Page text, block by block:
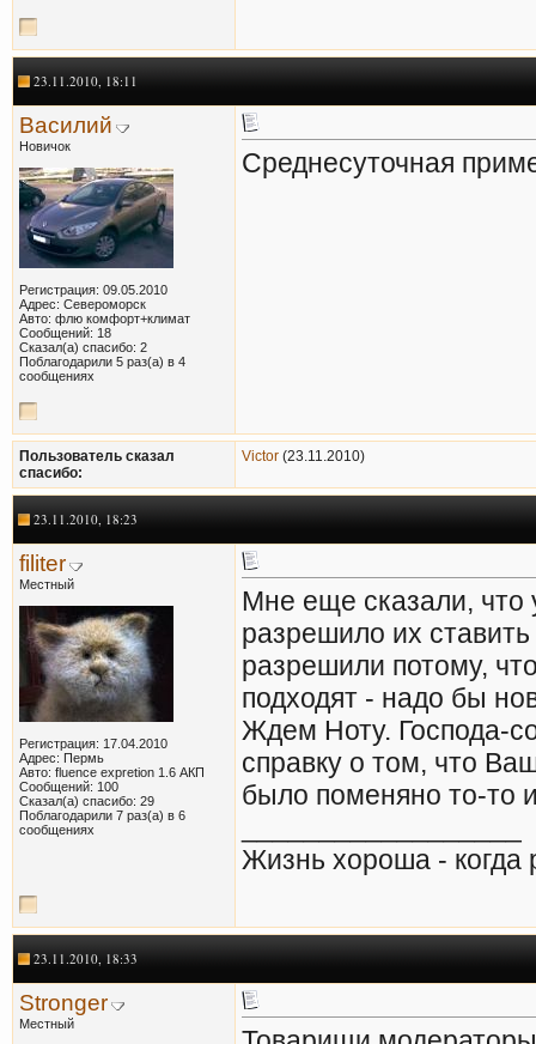
23.11.2010, 18:11
Василий
Новичок
Регистрация: 09.05.2010
Адрес: Североморск
Авто: флю комфорт+климат
Сообщений: 18
Сказал(а) спасибо: 2
Поблагодарили 5 раз(а) в 4
сообщениях
Среднесуточная
Пользователь сказал
cпасибо:
Victor (23.11.2010)
23.11.2010, 18:23
filiter
Местный
Регистрация: 17.04.2010
Адрес: Пермь
Авто: fluence expretion 1.6 АКП
Сообщений: 100
Сказал(а) спасибо: 29
Поблагодарили 7 раз(а) в 6
сообщениях
Мне еще сказали, что
разрешило их
разрешили потому,
подходят - надо бы
Ждем Ноту. Господа-
справку о том, что
было поменяно то-то
Жизнь хороша - когда
23.11.2010, 18:33
Stronger
Местный